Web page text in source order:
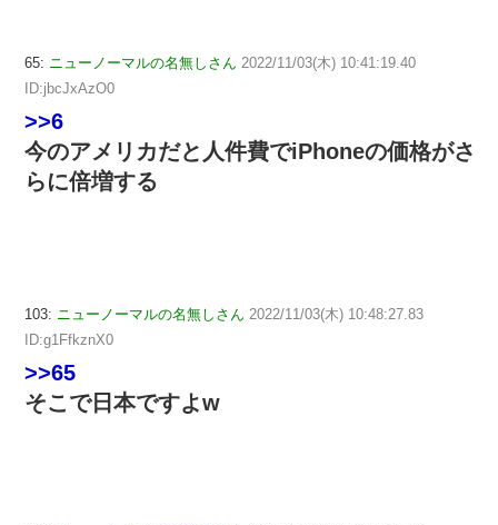
65: ニューノーマルの名無しさん 2022/11/03(木) 10:41:19.40
ID:jbcJxAzO0
>>6
今のアメリカだと人件費でiPhoneの価格がさ
らに倍増する
103: ニューノーマルの名無しさん 2022/11/03(木) 10:48:27.83
ID:g1FfkznX0
>>65
そこで日本ですよw